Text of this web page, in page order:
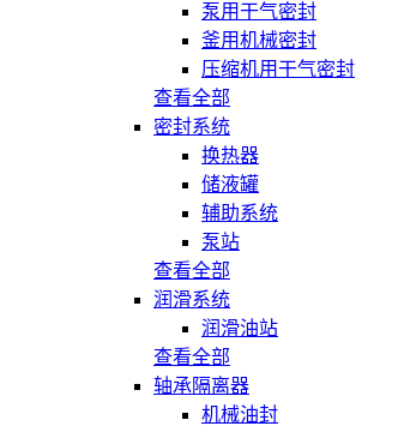
泵用干气密封
釜用机械密封
压缩机用干气密封
查看全部
密封系统
换热器
储液罐
辅助系统
泵站
查看全部
润滑系统
润滑油站
查看全部
轴承隔离器
机械油封